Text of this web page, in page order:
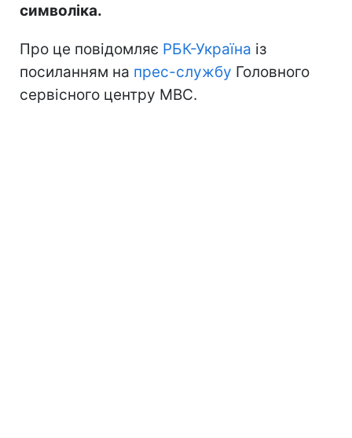
символіка.
Про це повідомляє РБК-Україна із
посиланням на прес-службу Головного
сервісного центру МВС.